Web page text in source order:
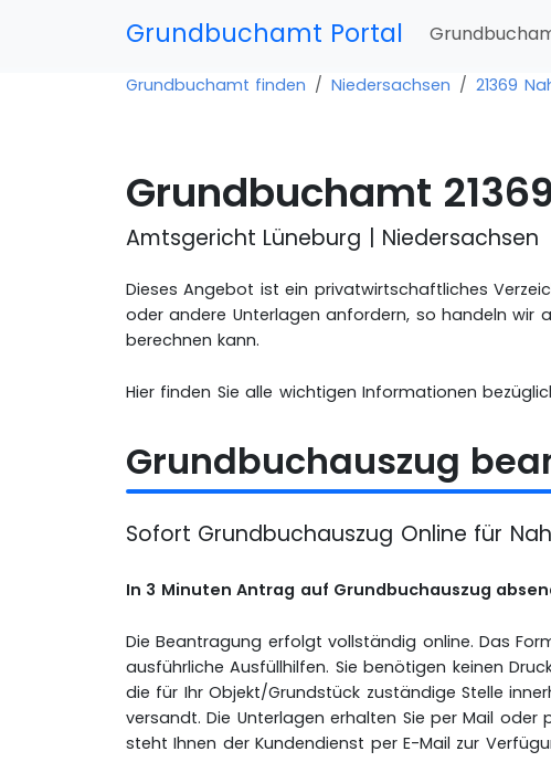
Grundbuchamt Portal
Grundbuchamt finden Niedersachsen 21369
Grundbuchamt
Amtsgericht Lüneburg | Niedersachsen
Dieses Angebot ist ein privatwirtschaftliches
oder andere Unterlagen anfordern, so handeln wir
berechnen kann.
Hier finden Sie alle wichtigen Informationen
Grundbuchauszug
Sofort Grundbuchauszug Online für
In 3 Minuten Antrag auf Grundbuchauszug
Die Beantragung erfolgt vollständig online. Das
ausführliche Ausfüllhilfen. Sie benötigen keinen
die für Ihr Objekt/Grundstück zuständige Stelle
versandt. Die Unterlagen erhalten Sie per Mail oder
steht Ihnen der Kundendienst per E-Mail zur